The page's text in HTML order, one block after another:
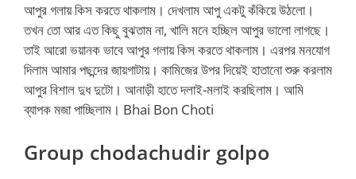
আপুর গলায় কিস করতে থাকলাম। দেখলাম আপু একটু কঁকিয়ে উঠলো।
তখন তো আর এত কিছু বুঝতাম না, খালি মনে হচ্ছিল আপুর ভালো লাগছে।
তাই আরো ভয়ানক ভাবে আপুর গলায় কিস করতে থাকলাম। এরপর মনযোগ
দিলাম আমার পছন্দের জায়গাটায়। কামিজের উপর দিয়েই হাতানো শুরু করলাম
আপুর বিশাল দুধ দুটো। আনাড়ী হাতে দলাই-মলাই করছিলাম। আমি
ব্যাপক মজা পাচ্ছিলাম। Bhai Bon Choti
Group chodachudir golpo